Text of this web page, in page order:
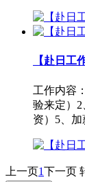
【赴日工
工作内容
验来定）
资）5、
上一页1下一页